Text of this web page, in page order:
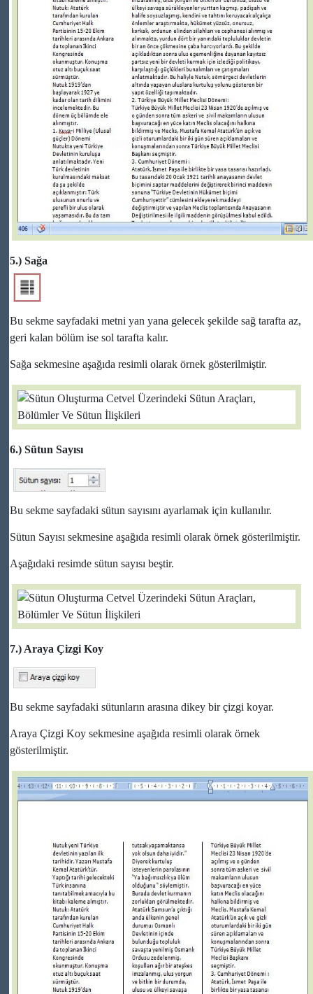
5.) Sağa
Bu sekme sayfadaki metni yan yana gelecek şekilde sağ tarafta az,
geri kalan bölüm ise sol tarafta kalır.
Sağa sekmesine aşağıda resimli olarak örnek gösterilmiştir.
6.) Sütun Sayısı
Bu sekme sayfadaki sütun sayısını ayarlamak için kullanılır.
Sütun Sayısı sekmesine aşağıda resimli olarak örnek gösterilmiştir.
Aşağıdaki resimde sütun sayısı beştir.
7.) Araya Çizgi Koy
Bu sekme sayfadaki sütunların arasına dikey bir çizgi koyar.
Araya Çizgi Koy sekmesine aşağıda resimli olarak örnek
gösterilmiştir.